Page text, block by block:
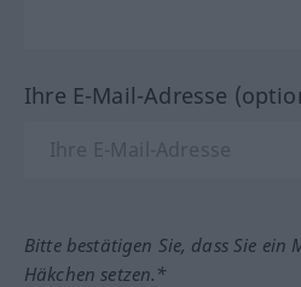
Ihre E-Mail-Adresse
Bitte bestätigen Sie, dass Sie ein
Häkchen setzen.*